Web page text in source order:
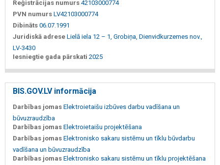
Reģistrācijas numurs 42103000774
PVN numurs LV42103000774
Dibināts 06.07.1991
Juridiskā adrese Lielā iela 12 – 1, Grobiņa, Dienvidkurzemes nov.,
LV-3430
Iesniegtie gada pārskati 2025
BIS.GOV.LV informācija
Darbības jomas Elektroietaišu izbūves darbu vadīšana un
būvuzraudzība
Darbības jomas Elektroietaišu projektēšana
Darbības jomas Elektronisko sakaru sistēmu un tīklu būvdarbu
vadīšana un būvuzraudzība
Darbības jomas Elektronisko sakaru sistēmu un tīklu projektēšana